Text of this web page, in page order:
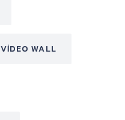
VIDEO WALL